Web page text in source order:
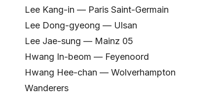
Lee Kang-in — Paris Saint-Germain
Lee Dong-gyeong — Ulsan
Lee Jae-sung — Mainz 05
Hwang In-beom — Feyenoord
Hwang Hee-chan — Wolverhampton
Wanderers